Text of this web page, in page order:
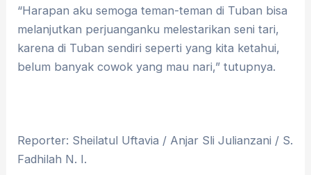
“Harapan aku semoga teman-teman di Tuban bisa
melanjutkan perjuanganku melestarikan seni tari,
karena di Tuban sendiri seperti yang kita ketahui,
belum banyak cowok yang mau nari,” tutupnya.
Reporter: Sheilatul Uftavia / Anjar Sli Julianzani / S.
Fadhilah N. I.